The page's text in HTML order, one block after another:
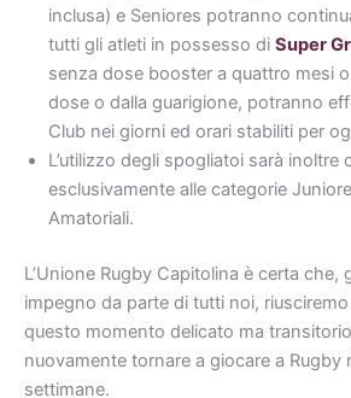
inclusa) e Seniores potranno
tutti gli atleti in possesso di Super
senza dose booster a quattro mesi
dose o dalla guarigione, potranno
Club nei giorni ed orari stabiliti per
L’utilizzo degli spogliatoi sarà inoltre
esclusivamente alle categorie
Amatoriali.
L’Unione Rugby Capitolina è certa che,
impegno da parte di tutti noi,
questo momento delicato ma
nuovamente tornare a giocare a Rugby
settimane.